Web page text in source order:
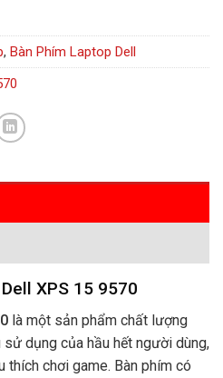
, Bàn Phím Laptop Dell
XPS 15 9570
là một sản phẩm chất lượng
dụng của hầu hết người dùng,
chơi game. Bàn phím có